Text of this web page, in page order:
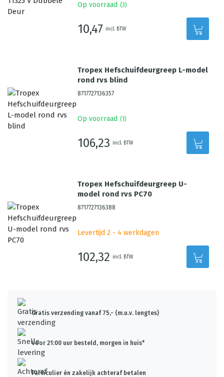
Op voorraad (3)
10,47 incl. BTW
Tropex Hefschuifdeurgreep L-model
rond rvs blind
8717727136357
Op voorraad (1 )
106,23 incl. BTW
Tropex Hefschuifdeurgreep U-
model rond rvs PC70
8717727136388
Levertijd 2 - 4 werkdagen
102,32 incl. BTW
Gratis verzending vanaf 75,- (m.u.v. lengtes)
Voor 21:00 uur besteld, morgen in huis*
Particulier én zakelijk achteraf betalen